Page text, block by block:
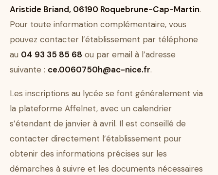
Aristide Briand, 06190 Roquebrune-Cap-Martin.
Pour toute information complémentaire, vous
pouvez contacter l’établissement par téléphone
au 04 93 35 85 68 ou par email à l’adresse
suivante : ce.0060750h@ac-nice.fr.
Les inscriptions au lycée se font généralement via
la plateforme Affelnet, avec un calendrier
s’étendant de janvier à avril. Il est conseillé de
contacter directement l’établissement pour
obtenir des informations précises sur les
démarches à suivre et les documents nécessaires